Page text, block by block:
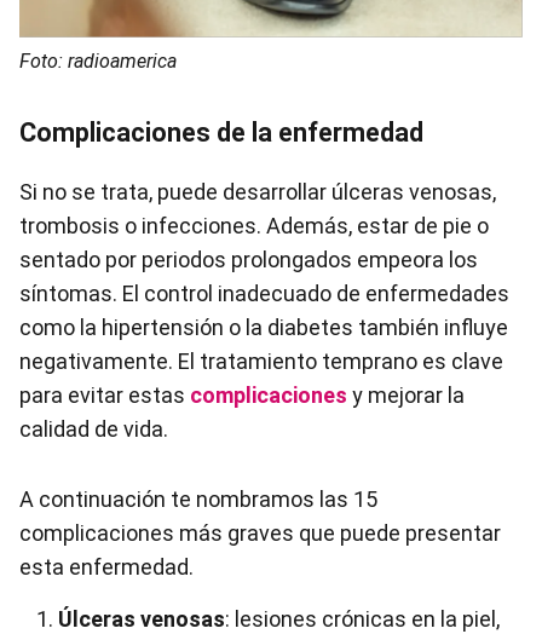
Foto: radioamerica
Complicaciones de la enfermedad
Si no se trata, puede desarrollar úlceras venosas,
trombosis o infecciones. Además, estar de pie o
sentado por periodos prolongados empeora los
síntomas. El control inadecuado de enfermedades
como la hipertensión o la diabetes también influye
negativamente. El tratamiento temprano es clave
para evitar estas complicaciones y mejorar la
calidad de vida.
A continuación te nombramos las 15
complicaciones más graves que puede presentar
esta enfermedad.
Úlceras venosas: lesiones crónicas en la piel,